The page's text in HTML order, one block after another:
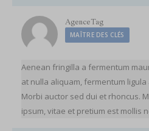
AgenceTag
MAÎTRE DES CLÉS
Aenean fringilla a fermentum
at nulla aliquam, fermentum
Morbi auctor sed dui et rhoncus.
ipsum, vitae et pretium est mollis